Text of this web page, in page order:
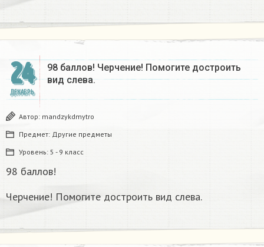
24
ДЕКАБРЬ
98 баллов! Черчение! Помогите достроить
вид слева.
Автор: mandzykdmytro
Предмет: Другие предметы
Уровень: 5 - 9 класс
98 баллов!
Черчение! Помогите достроить вид слева.